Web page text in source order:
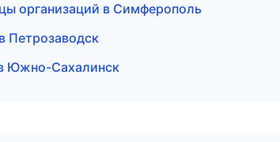
организаций в Симферополь
Петрозаводск
Южно-Сахалинск